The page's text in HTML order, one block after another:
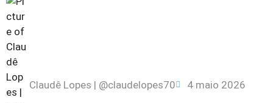
Claudê Lopes | @claudelopes70 4 maio 2026